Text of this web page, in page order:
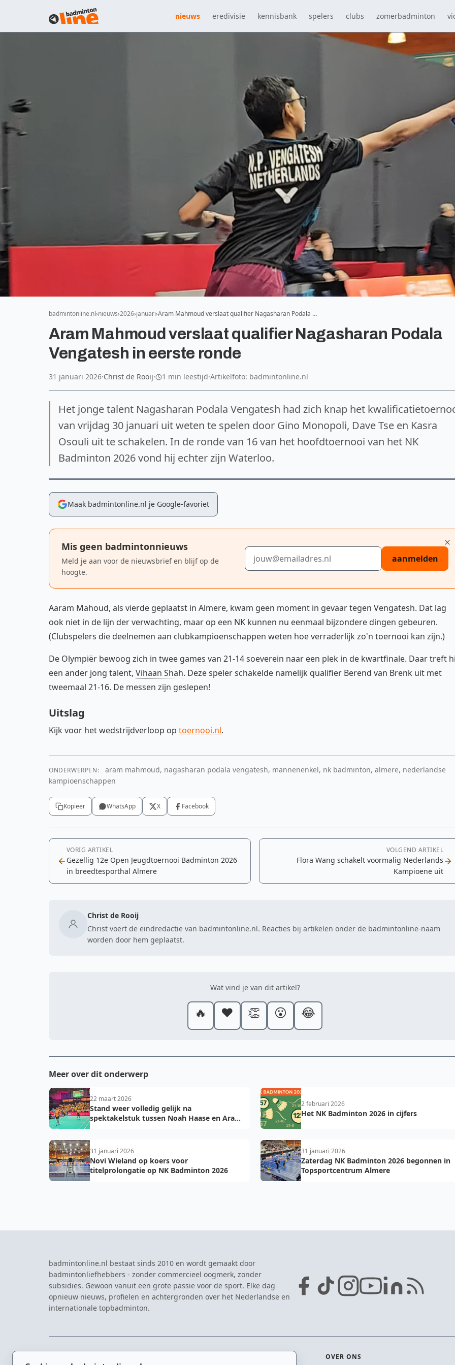
nieuws eredivisie kennisbank spelers clubs zomerbadminton
badmintonline.nl nieuws 2026 januari Aram Mahmoud verslaat qualifier Nagasharan Podala …
Aram Mahmoud verslaat qualifier Nagasharan Podala
Vengatesh in eerste ronde
31 januari 2026·Christ de Rooij· 1 min leestijd·Artikelfoto: badmintonline.nl
Het jonge talent Nagasharan Podala Vengatesh had zich knap het
van vrijdag 30 januari uit weten te spelen door Gino Monopoli, Dave Tse en Kasra
Osouli uit te schakelen. In de ronde van 16 van het hoofdtoernooi van het NK
Badminton 2026 vond hij echter zijn Waterloo.
Maak badmintonline.nl je Google-favoriet
Mis geen badmintonnieuws
Meld je aan voor de nieuwsbrief en blijf op de
hoogte.
E-mailadres
aanmelden
Aaram Mahoud, als vierde geplaatst in Almere, kwam geen moment in gevaar tegen Vengatesh. Dat lag
ook niet in de lijn der verwachting, maar op een NK kunnen nu eenmaal bijzondere dingen gebeuren.
(Clubspelers die deelnemen aan clubkampioenschappen weten hoe verraderlijk zo'n toernooi kan zijn.)
De Olympiër bewoog zich in twee games van 21-14 soeverein naar een plek in de kwartfinale. Daar treft
een ander jong talent, Vihaan Shah. Deze speler schakelde namelijk qualifier Berend van Brenk uit met
tweemaal 21-16. De messen zijn geslepen!
Uitslag
Kijk voor het wedstrijdverloop op toernooi.nl.
ONDERWERPEN:
aram mahmoud, nagasharan podala vengatesh, mannenenkel, nk badminton, almere, nederlandse
kampioenschappen
Kopieer WhatsApp X Facebook
VORIG ARTIKEL
Gezellig 12e Open Jeugdtoernooi Badminton 2026
in breedtesporthal Almere
VOLGEND ARTIKEL
Flora Wang schakelt voormalig Nederlands
Kampioene uit
Christ de Rooij
Christ voert de eindredactie van badmintonline.nl. Reacties bij artikelen onder de badmintonline-naam
worden door hem geplaatst.
Wat vind je van dit artikel?
🔥 ❤️ 👏 😮 😂
Meer over dit onderwerp
22 maart 2026
Stand weer volledig gelijk na
spektakelstuk tussen Noah Haase en Aram
2 februari 2026
Het NK Badminton 2026 in cijfers
31 januari 2026
Novi Wieland op koers voor
titelprolongatie op NK Badminton 2026
31 januari 2026
Zaterdag NK Badminton 2026 begonnen in
Topsportcentrum Almere
badmintonline.nl bestaat sinds 2010 en wordt gemaakt door
badmintonliefhebbers - zonder commercieel oogmerk, zonder
subsidies. Gewoon vanuit een grote passie voor de sport. Elke dag
opnieuw nieuws, profielen en achtergronden over het Nederlandse en
internationale topbadminton.
OVER ONS